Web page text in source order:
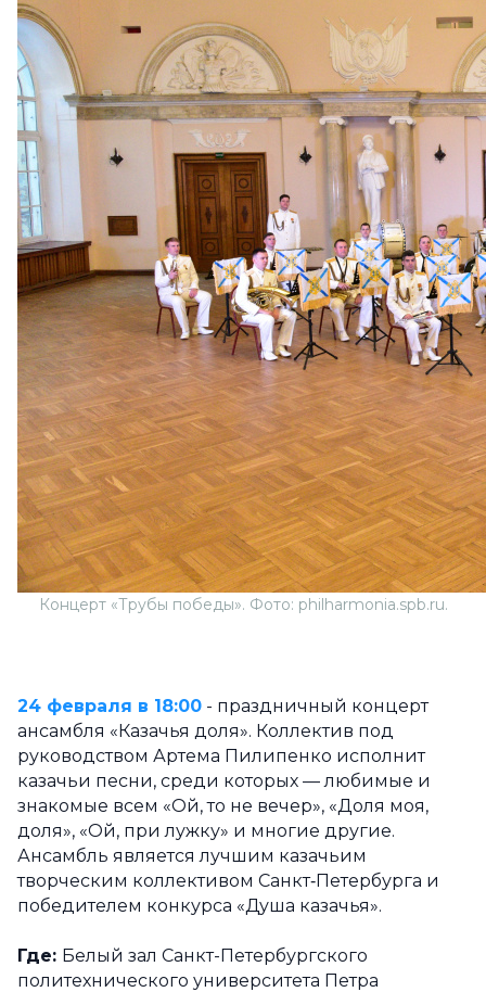
Концерт «Трубы победы». Фото: philharmonia.spb.ru.
24 февраля в 18:00 - праздничный концерт
ансамбля «Казачья доля». Коллектив под
руководством Артема Пилипенко исполнит
казачьи песни, среди которых — любимые и
знакомые всем «Ой, то не вечер», «Доля моя,
доля», «Ой, при лужку» и многие другие.
Ансамбль является лучшим казачьим
творческим коллективом Санкт‑Петербурга и
победителем конкурса «Душа казачья».
Где: Белый зал Санкт-Петербургского
политехнического университета Петра